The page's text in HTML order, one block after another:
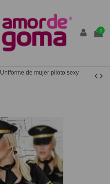
0
Uniforme de mujer piloto sexy